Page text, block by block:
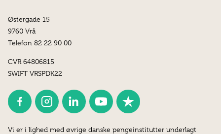
Østergade 15
9760 Vrå
Telefon 82 22 90 00
CVR 64806815
SWIFT VRSPDK22
Vi er i lighed med øvrige danske pengeinstitutter underlagt